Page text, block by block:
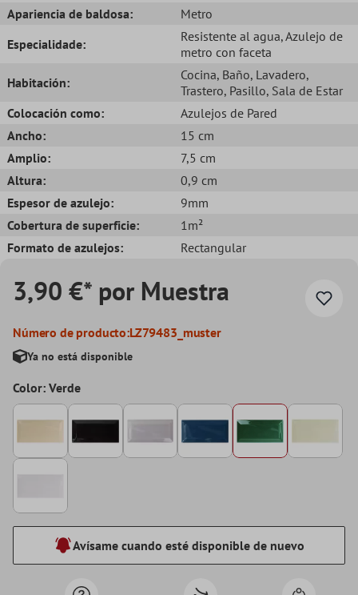
Apariencia de baldosa:
Metro
Especialidade:
Resistente al agua, Azulejo de
metro con faceta
Habitación:
Cocina, Baño, Lavadero,
Trastero, Pasillo, Sala de Estar
Colocación como:
Azulejos de Pared
Ancho:
15 cm
Amplio:
7,5 cm
Altura:
0,9 cm
Espesor de azulejo:
9mm
Cobertura de superficie:
1m²
Formato de azulejos:
Rectangular
3,90 €* por Muestra
Número de producto:LZ79483_muster
Ya no está disponible
Color: Verde
Avísame cuando esté disponible de nuevo